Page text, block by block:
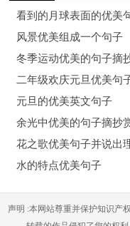
再一次让我热泪盈眶。
12. 在这场短促而又激烈
空飘过几阵秋雨，大地
前屋后到处是厚厚的落
力量是神奇强大的，这
看到的月球表面的优美
风景优美组成一个句子
冬季运动优美的句子摘
二年级欢庆元旦优美句
元旦的优美英文句子
余光中优美的句子摘抄
花之歌优美句子并说出
水的特点优美句子
声明 :本网站尊重并保护知识产